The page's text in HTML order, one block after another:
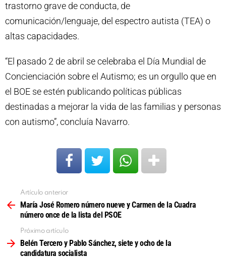
trastorno grave de conducta, de
comunicación/lenguaje, del espectro autista (TEA) o
altas capacidades.
“El pasado 2 de abril se celebraba el Día Mundial de
Concienciación sobre el Autismo; es un orgullo que en
el BOE se estén publicando políticas públicas
destinadas a mejorar la vida de las familias y personas
con autismo”, concluía Navarro.
más
Artículo anterior
María José Romero número nueve y Carmen de la Cuadra
número once de la lista del PSOE
Próximo artículo
Belén Tercero y Pablo Sánchez, siete y ocho de la
candidatura socialista